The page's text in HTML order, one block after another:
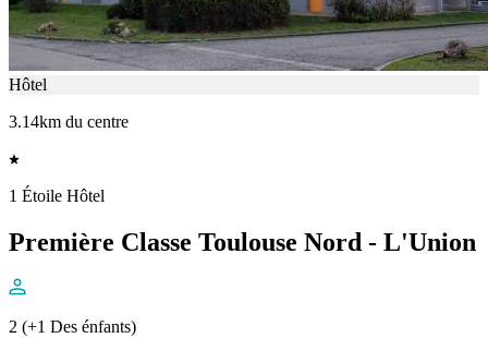
Hôtel
3.14km du centre
1 Étoile Hôtel
Première Classe Toulouse Nord - L'Union
2 (+1 Des énfants)